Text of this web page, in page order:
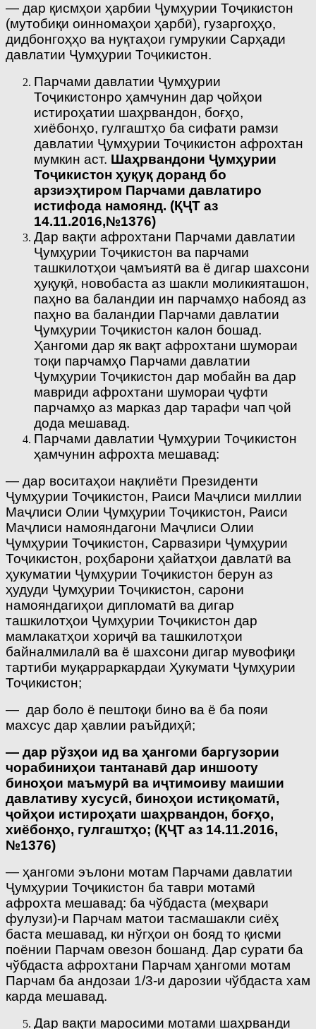
— дар қисмҳои ҳарбии Ҷумҳурии Тоҷикистон
(мутобиқи оинномаҳои ҳарбӣ), гузаргоҳҳо,
дидбонгоҳҳо ва нуқтаҳои гумрукии Сарҳади
давлатии Ҷумҳурии Тоҷикистон.
Парчами давлатии Ҷумҳурии
Тоҷикистонро ҳамчунин дар ҷойҳои
истироҳатии шаҳрвандон, боғҳо,
хиёбонҳо, гулгаштҳо ба сифати рамзи
давлатии Ҷумҳурии Тоҷикистон афрохтан
мумкин аст. Шаҳрвандони Ҷумҳурии
Тоҷикистон ҳуқуқ доранд бо
арзиэҳтиром Парчами давлатиро
истифода намоянд. (ҚҶТ аз
14.11.2016,№1376)
Дар вақти афрохтани Парчами давлатии
Ҷумҳурии Тоҷикистон ва парчами
ташкилотҳои ҷамъиятӣ ва ё дигар шахсони
ҳуқуқӣ, новобаста аз шакли моликияташон,
паҳно ва баландии ин парчамҳо набояд аз
паҳно ва баландии Парчами давлатии
Ҷумҳурии Тоҷикистон калон бошад.
Ҳангоми дар як вақт афрохтани шумораи
тоқи парчамҳо Парчами давлатии
Ҷумҳурии Тоҷикистон дар мобайн ва дар
мавриди афрохтани шумораи ҷуфти
парчамҳо аз марказ дар тарафи чап ҷой
дода мешавад.
Парчами давлатии Ҷумҳурии Тоҷикистон
ҳамчунин афрохта мешавад:
— дар воситаҳои нақлиёти Президенти
Ҷумҳурии Тоҷикистон, Раиси Маҷлиси миллии
Маҷлиси Олии Ҷумҳурии Тоҷикистон, Раиси
Маҷлиси намояндагони Маҷлиси Олии
Ҷумҳурии Тоҷикистон, Сарвазири Ҷумҳурии
Тоҷикистон, роҳбарони ҳайатҳои давлатӣ ва
ҳукуматии Ҷумҳурии Тоҷикистон берун аз
ҳудуди Ҷумҳурии Тоҷикистон, сарони
намояндагиҳои дипломатӣ ва дигар
ташкилотҳои Ҷумҳурии Тоҷикистон дар
мамлакатҳои хориҷӣ ва ташкилотҳои
байналмилалӣ ва ё шахсони дигар мувофиқи
тартиби муқарраркардаи Ҳукумати Ҷумҳурии
Тоҷикистон;
— дар боло ё пештоқи бино ва ё ба пояи
махсус дар ҳавлии раъйдиҳӣ;
— дар рўзҳои ид ва ҳангоми баргузории
чорабиниҳои тантанавӣ дар иншооту
биноҳои маъмурӣ ва иҷтимоиву маишии
давлативу хусусӣ, биноҳои истиқоматӣ,
ҷойҳои истироҳати шаҳрвандон, боғҳо,
хиёбонҳо, гулгаштҳо; (ҚҶТ аз 14.11.2016,
№1376)
— ҳангоми эълони мотам Парчами давлатии
Ҷумҳурии Тоҷикистон ба таври мотамӣ
афрохта мешавад: ба чўбдаста (меҳвари
фулузи)-и Парчам матои тасмашакли сиёҳ
баста мешавад, ки нўгҳои он бояд то қисми
поёнии Парчам овезон бошанд. Дар сурати ба
чўбдаста афрохтани Парчам ҳангоми мотам
Парчам ба андозаи 1/3-и дарозии чўбдаста хам
карда мешавад.
Дар вақти маросими мотами шаҳрванди